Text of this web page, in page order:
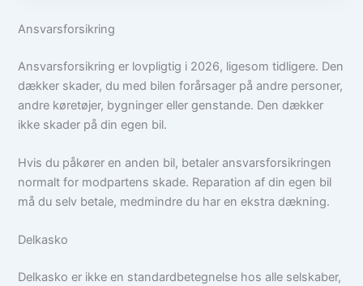
Ansvarsforsikring
Ansvarsforsikring er lovpligtig i 2026, ligesom tidligere. Den
dækker skader, du med bilen forårsager på andre personer,
andre køretøjer, bygninger eller genstande. Den dækker
ikke skader på din egen bil.
Hvis du påkører en anden bil, betaler ansvarsforsikringen
normalt for modpartens skade. Reparation af din egen bil
må du selv betale, medmindre du har en ekstra dækning.
Delkasko
Delkasko er ikke en standardbetegnelse hos alle selskaber,